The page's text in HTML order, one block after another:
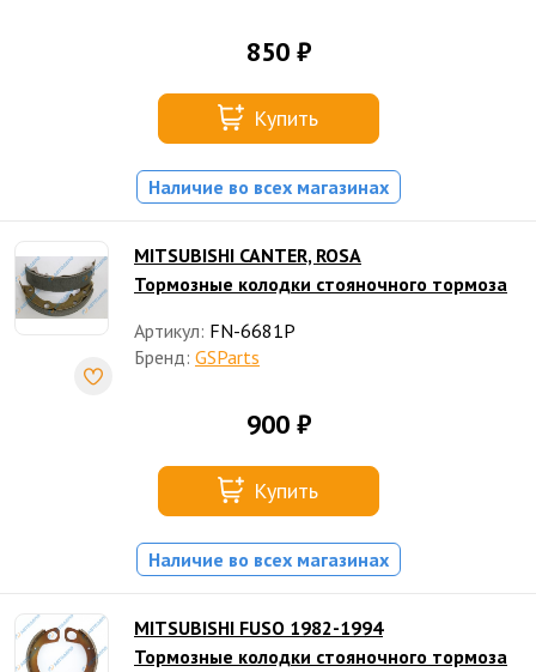
850 ₽
Купить
Наличие во всех магазинах
MITSUBISHI CANTER, ROSA
Тормозные колодки стояночного тормоза
Артикул: FN-6681P
Бренд: GSParts
900 ₽
Купить
Наличие во всех магазинах
MITSUBISHI FUSO 1982-1994
Тормозные колодки стояночного тормоза